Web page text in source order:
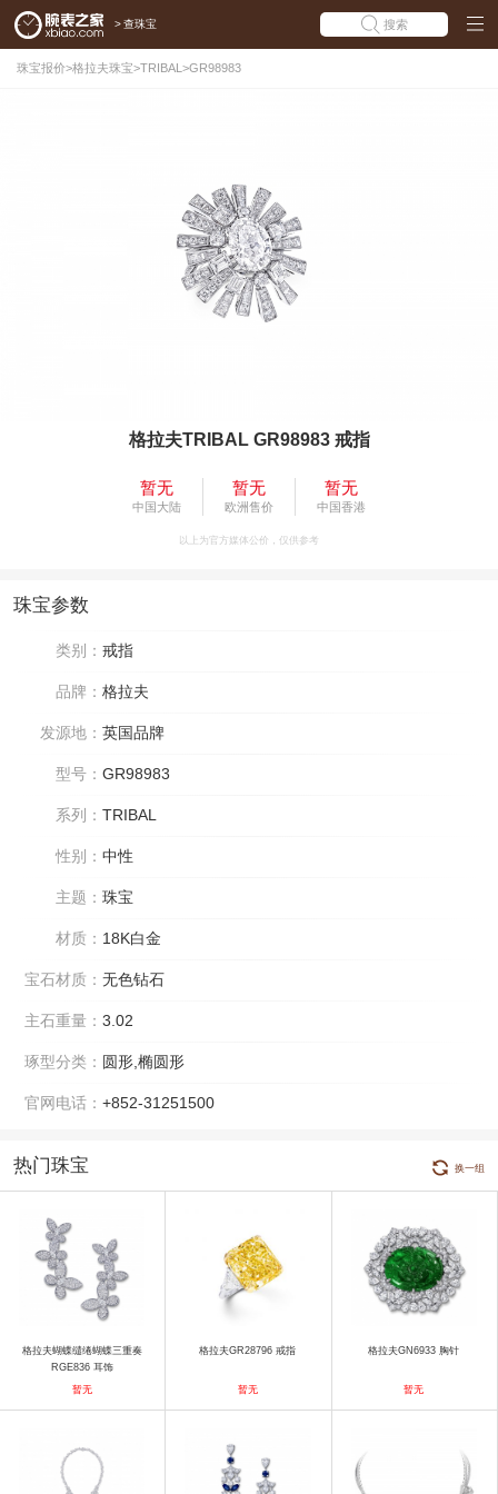
> 查珠宝 搜索
珠宝报价>格拉夫珠宝>TRIBAL >GR98983
格拉夫TRIBAL GR98983 戒指
暂无
中国大陆
暂无
欧洲售价
暂无
中国香港
以上为官方媒体公价，仅供参考
珠宝参数
类别： 戒指
品牌： 格拉夫
发源地： 英国品牌
型号： GR98983
系列： TRIBAL
性别： 中性
主题： 珠宝
材质： 18K白金
宝石材质： 无色钻石
主石重量： 3.02
琢型分类： 圆形,椭圆形
官网电话： +852-31251500
热门珠宝 换一组
格拉夫蝴蝶缱绻蝴蝶三重奏
RGE836 耳饰
暂无
格拉夫GR28796 戒指
暂无
格拉夫GN6933 胸针
暂无